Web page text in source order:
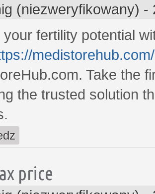
(niezweryfikowany) -
your fertility potential
Take the
the trusted solution
price